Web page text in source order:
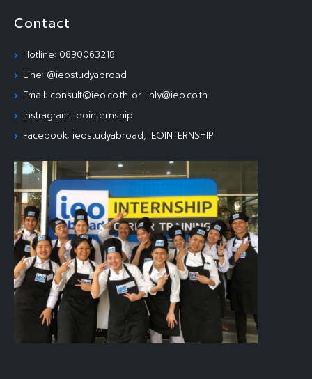
Contact
Hotline: 0890063218
Line: @ieostudyabroad
Email: consult@ieo.co.th or linly@ieo.co.th
Instragram: ieointernship
Facebook: ieostudyabroad, IEOINTERNSHIP